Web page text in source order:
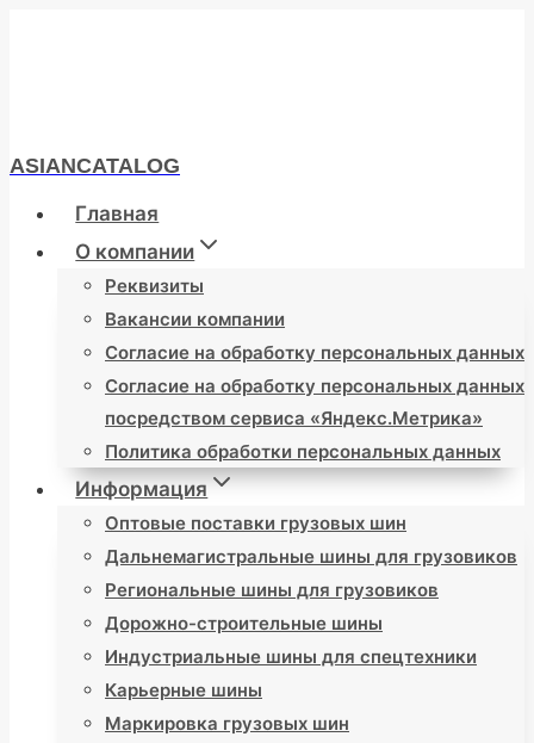
ASIANCATALOG
Главная
О компании
Реквизиты
Вакансии компании
Согласие на обработку персональных данных
Согласие на обработку персональных данных
посредством сервиса «Яндекс.Метрика»
Политика обработки персональных данных
Информация
Оптовые поставки грузовых шин
Дальнемагистральные шины для грузовиков
Региональные шины для грузовиков
Дорожно-строительные шины
Индустриальные шины для спецтехники
Карьерные шины
Маркировка грузовых шин